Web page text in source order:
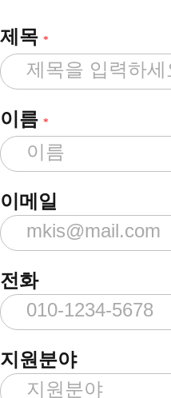
제목 *
이름 *
이메일
전화
지원분야